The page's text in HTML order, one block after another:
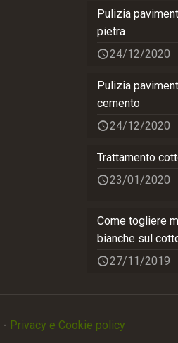
Pulizia
pietra
24/12/2020
Pulizia
cemento
24/12/2020
Trattamento
23/01/2020
Come togliere
bianche sul
27/11/2019
- Privacy e Cookie policy